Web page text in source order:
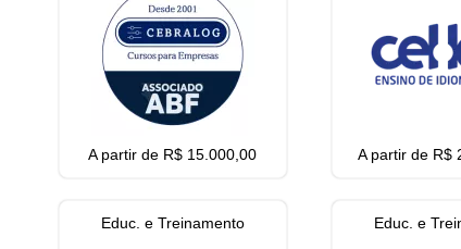
A partir de R$ 15.000,00 A partir de R$
Educ. e Treinamento Educ. e